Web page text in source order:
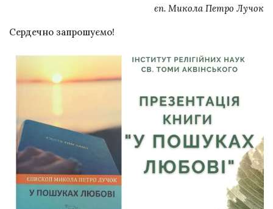
єп. Микола Петро Лучок
Сердечно запрошуємо!